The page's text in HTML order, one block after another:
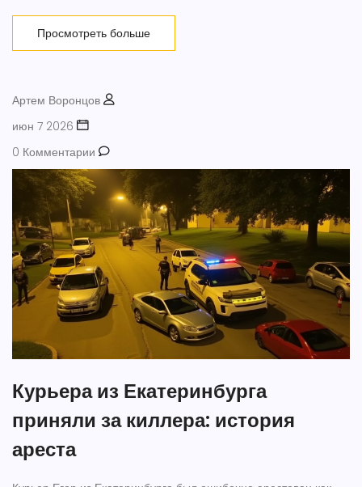
Просмотреть больше
Артем Воронцов
июн 7 2026
0 Комментарии
Курьера из Екатеринбурга
приняли за киллера: история
ареста